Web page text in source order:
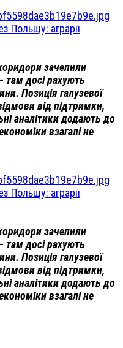
Польщу: аграрії
зачепили
там досі рахують
Позиція галузевої
від підтримки,
аналітики додають до
взагалі не
Польщу: аграрії
зачепили
там досі рахують
Позиція галузевої
від підтримки,
аналітики додають до
взагалі не